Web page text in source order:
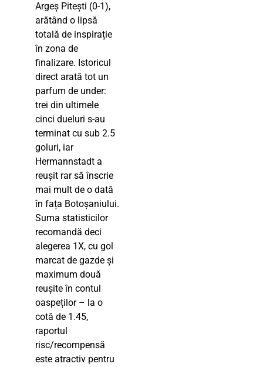
Argeș Pitești (0-1),
arătând o lipsă
totală de inspirație
în zona de
finalizare. Istoricul
direct arată tot un
parfum de under:
trei din ultimele
cinci dueluri s-au
terminat cu sub 2.5
goluri, iar
Hermannstadt a
reușit rar să înscrie
mai mult de o dată
în fața Botoșaniului.
Suma statisticilor
recomandă deci
alegerea 1X, cu gol
marcat de gazde și
maximum două
reușite în contul
oaspeților – la o
cotă de 1.45,
raportul
risc/recompensă
este atractiv pentru